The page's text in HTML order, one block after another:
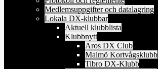
Medlemsuppgifter och datalagring
Lokala DX-klubbar
Aktuell klubblista
Klubbnytt
Aros DX Club
Malmö Kortvågsklubb
Tibro DX-Klubb